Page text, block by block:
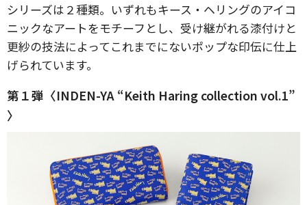
シリーズは２種類。いずれもキース・ヘリングのアイコ
ニックなアートをモチーフとし、受け継がれる漆付けと
更紗の技法によってこれまでにないポップな印伝に仕上
げられています。
第１弾〈INDEN-YA “Keith Haring collection vol.1”
〉